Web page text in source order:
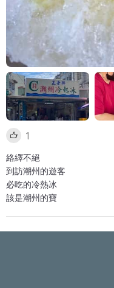
1
絡繹不絕
到訪潮州的遊客
必吃的冷熱冰
該是潮州的寶